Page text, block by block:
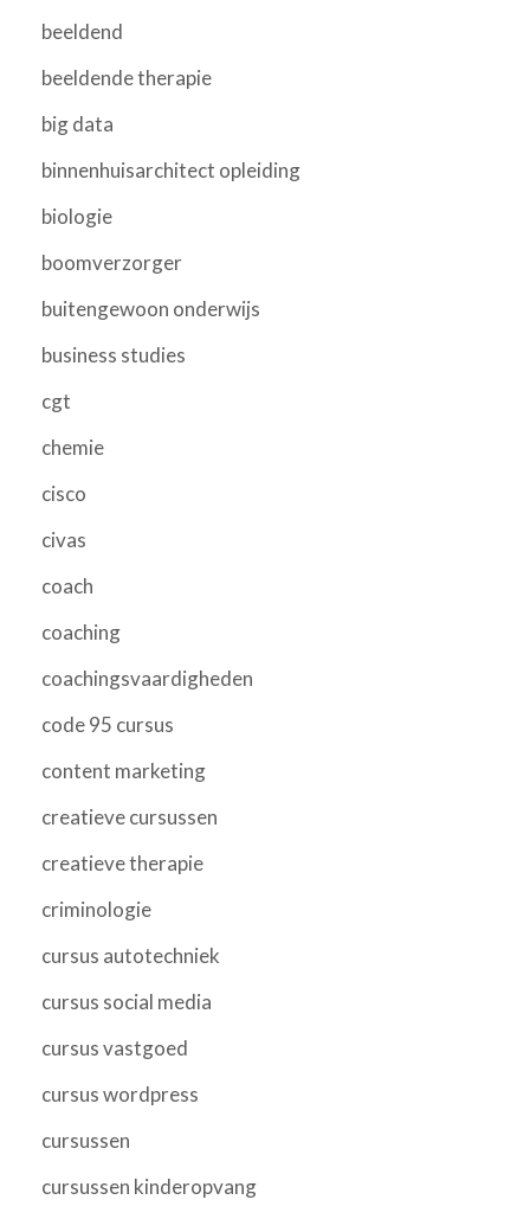
beeldend
beeldende therapie
big data
binnenhuisarchitect opleiding
biologie
boomverzorger
buitengewoon onderwijs
business studies
cgt
chemie
cisco
civas
coach
coaching
coachingsvaardigheden
code 95 cursus
content marketing
creatieve cursussen
creatieve therapie
criminologie
cursus autotechniek
cursus social media
cursus vastgoed
cursus wordpress
cursussen
cursussen kinderopvang